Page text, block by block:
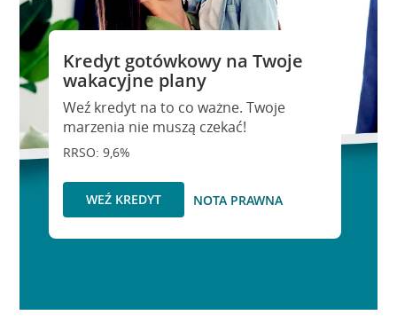
Kredyt gotówkowy na Twoje
wakacyjne plany
Weź kredyt na to co ważne. Twoje
marzenia nie muszą czekać!
RRSO: 9,6%
WEŹ KREDYT NOTA PRAWNA